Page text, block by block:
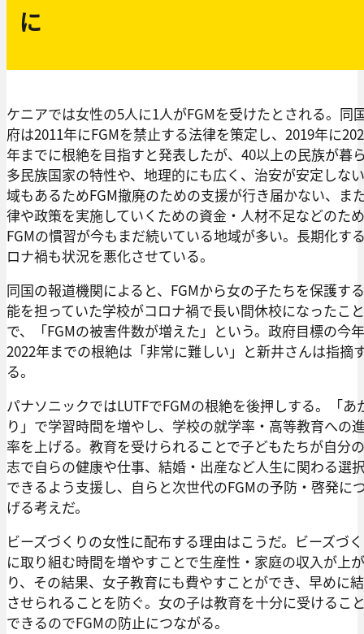
に
ケニアでは女性の5人に1人がFGMを受けたとされる。同
府は2011年にFGMを禁止する法律を策定し、2019年に
年までに根絶を目指すと発表したが、40以上の民族が暮
多民族国家の特性や、地理的にも広く、治安が安定しな
域もあるためFGM撤廃のための支援が行き届かない、ま
律や政策を実施していくための資金・人材不足などのた
FGMの慣習が今もまだ続いている地域が多い。長期化す
ロナ禍も状況を悪化させている。
同国の報道機関によると、FGMから女の子たちを保護す
能を担っていた学校がコロナ禍で長い間休校になったこと
で、「FGMの被害件数が増えた」という。政府目標の今年
2022年までの根絶は「非常に難しい」と新井さんは指摘
る。
パナソニックではLUTFでFGMの根絶を後押しする。「あ
り」で学習時間を増やし、学校の就学率・高等教育への
率を上げる。教育を受けられることで子どもたちが自分
志で自らの健康や仕事、結婚・出産など人生に関わる選
できるよう支援し、自らと次世代のFGMの予防・啓発に
げる考えだ。
ビーズづくりの女性に配布する理由はこうだ。ビーズづ
に取り組む時間を増やすことで生産性・家庭の収入が上が
り、その結果、女子教育にも費やすことができ、早めに
させられることを防ぐ。女の子は教育を十分に受けるこ
できるのでFGMの防止につながる。